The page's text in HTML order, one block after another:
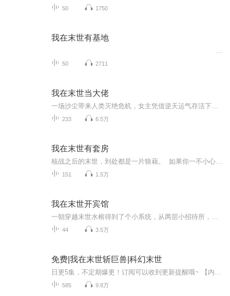
50 1750
我在末世有基地
50 2711
我在末世当大佬
233 6.5万
我在末世有套房
151 1.5万
我在末世开宾馆
44 3.5万
免费|我在末世斩巨兽|科幻末世
585 9.8万